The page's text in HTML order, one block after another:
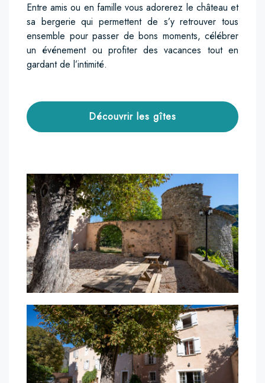
Entre amis ou en famille vous adorerez le château et
sa bergerie qui permettent de s’y retrouver tous
ensemble pour passer de bons moments, célébrer
un événement ou profiter des vacances tout en
gardant de l’intimité.
Découvrir les gîtes